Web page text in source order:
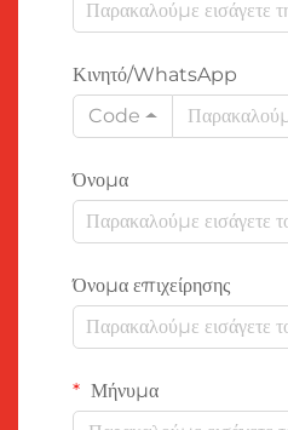
Κινητό/WhatsApp
Code
Όνομα
Όνομα επιχείρησης
Μήνυμα